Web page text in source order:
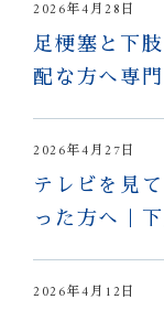
2026年4月28日
足梗塞と下
配な方へ専
2026年4月27日
テレビを見
った方へ｜
2026年4月12日